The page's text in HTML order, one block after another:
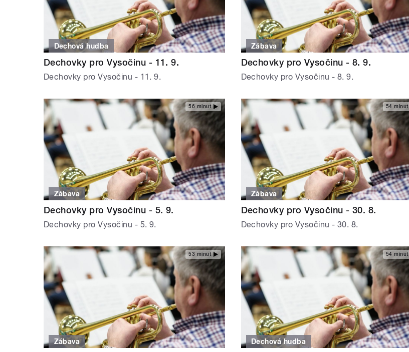
Dechová hudba
Dechovky pro Vysočinu - 11. 9.
Dechovky pro Vysočinu - 11. 9.
Zábava
Dechovky pro Vysočinu - 8. 9.
Dechovky pro Vysočinu - 8. 9.
56 minut
Zábava
Dechovky pro Vysočinu - 5. 9.
Dechovky pro Vysočinu - 5. 9.
54 minut
Zábava
Dechovky pro Vysočinu - 30. 8.
Dechovky pro Vysočinu - 30. 8.
53 minut
Zábava
54 minut
Dechová hudba